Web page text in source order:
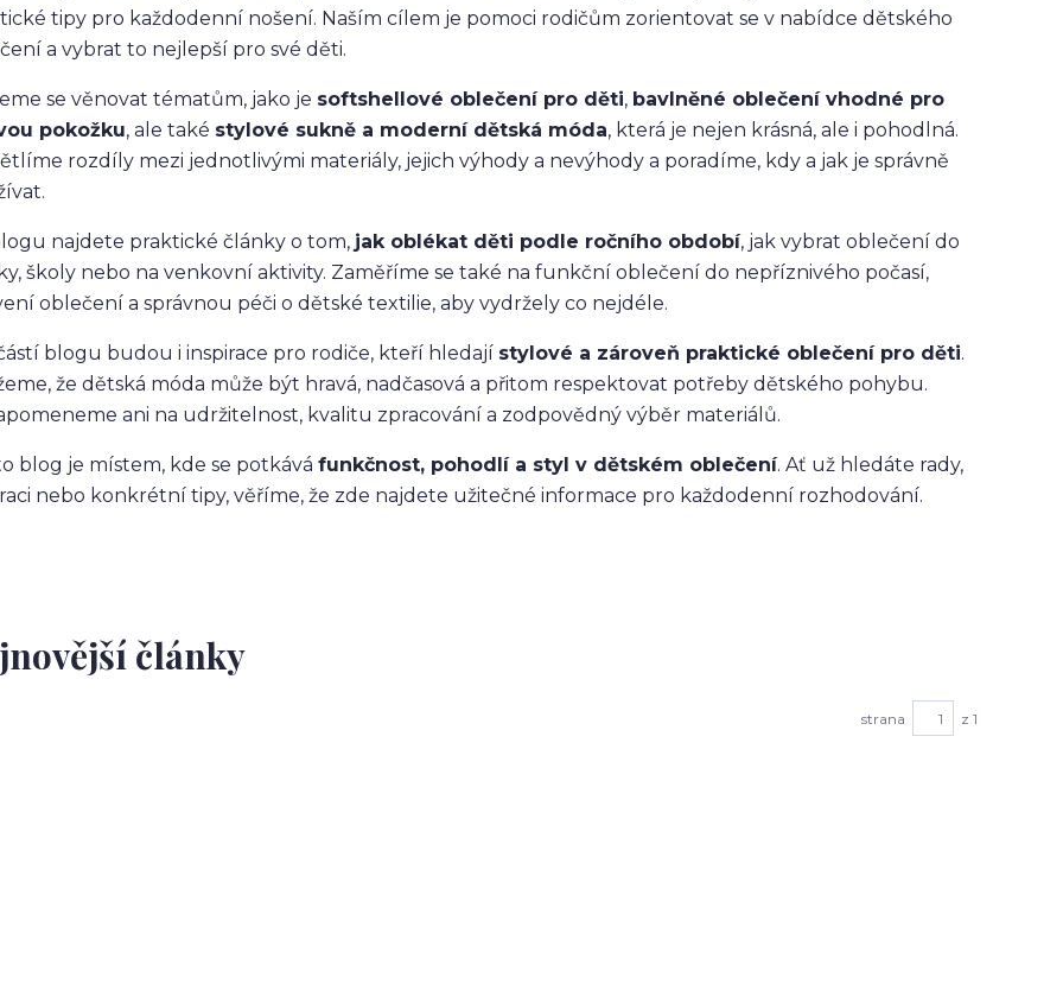
tipy pro každodenní nošení. Naším cílem je pomoci rodičům zorientovat se v nabídce dětského
a vybrat to nejlepší pro své děti.
se věnovat tématům, jako je softshellové oblečení pro děti, bavlněné oblečení vhodné pro
pokožku, ale také stylové sukně a moderní dětská móda, která je nejen krásná, ale i pohodlná.
rozdíly mezi jednotlivými materiály, jejich výhody a nevýhody a poradíme, kdy a jak je správně
najdete praktické články o tom, jak oblékat děti podle ročního období, jak vybrat oblečení do
školy nebo na venkovní aktivity. Zaměříme se také na funkční oblečení do nepříznivého počasí,
oblečení a správnou péči o dětské textilie, aby vydržely co nejdéle.
blogu budou i inspirace pro rodiče, kteří hledají stylové a zároveň praktické oblečení pro děti.
že dětská móda může být hravá, nadčasová a přitom respektovat potřeby dětského pohybu.
ani na udržitelnost, kvalitu zpracování a zodpovědný výběr materiálů.
blog je místem, kde se potkává funkčnost, pohodlí a styl v dětském oblečení. Ať už hledáte rady,
nebo konkrétní tipy, věříme, že zde najdete užitečné informace pro každodenní rozhodování.
články
strana z 1